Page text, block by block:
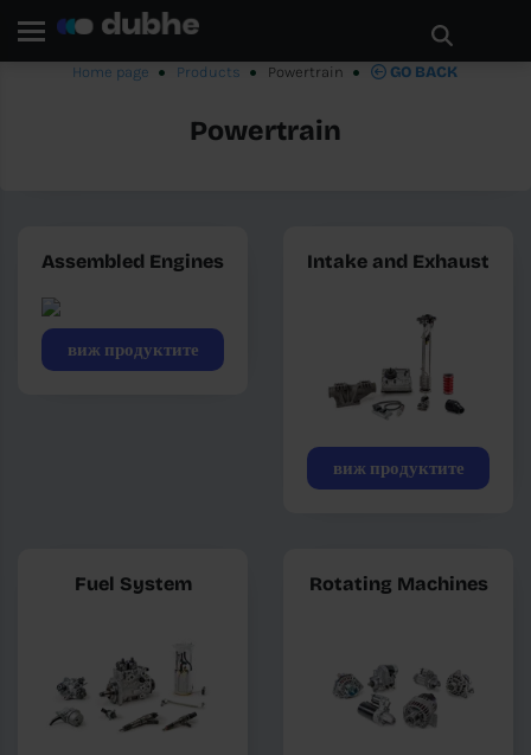
Home page Products Powertrain GO BACK
Powertrain
Assembled Engines
виж продуктите
Intake and Exhaust
виж продуктите
Fuel System Rotating Machines